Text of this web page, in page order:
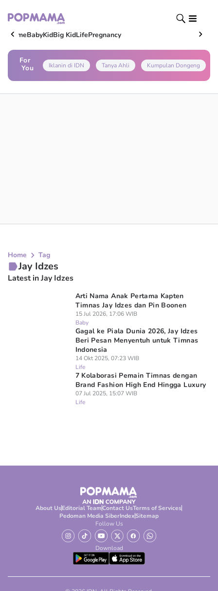
HomeBabyKidBig KidLifePregnancy
For
You
Iklanin di IDN Tanya Ahli Kumpulan Dongeng
Home Tag
Jay Idzes
Latest in Jay Idzes
Arti Nama Anak Pertama Kapten
Timnas Jay Idzes dan Pin Boonen
15 Jul 2026, 17:06 WIB
Baby
Gagal ke Piala Dunia 2026, Jay Idzes
Beri Pesan Menyentuh untuk Timnas
Indonesia
14 Okt 2025, 07:23 WIB
Life
7 Kolaborasi Pemain Timnas dengan
Brand Fashion High End Hingga Luxury
07 Jul 2025, 15:07 WIB
Life
About UsEditorial TeamContact UsTerms of Services
Pedoman Media SiberIndexSitemap
Follow Us
Download